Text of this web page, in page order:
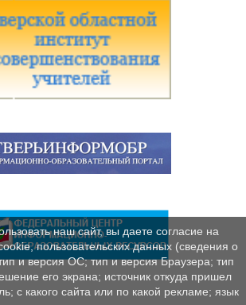
наш сайт, вы даете согласие на
пользовательских данных (сведения о
и версия ОС; тип и версия Браузера; тип
его экрана; источник откуда пришел
с какого сайта или по какой рекламе; язык